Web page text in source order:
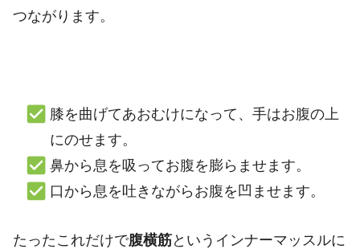
つながります。
膝を曲げてあおむけになって、手はお腹の上
にのせます。
鼻から息を吸ってお腹を膨らませます。
口から息を吐きながらお腹を凹ませます。
たったこれだけで腹横筋というインナーマッスルに